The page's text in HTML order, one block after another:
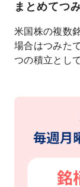
まとめてつ
米国株の複数
場合はつみた
つの積立とし